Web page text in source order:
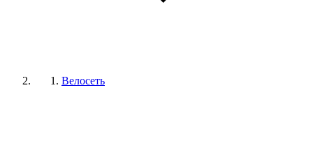
Велосеть